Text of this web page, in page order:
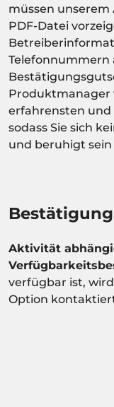
müssen
PDF-Datei
Telefonnummern
Produktmanager
erfahrensten und
sodass Sie sich
und beruhigt sein
Aktivität
verfügbar ist,
Option